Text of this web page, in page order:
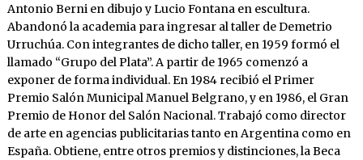
Antonio Berni en dibujo y Lucio Fontana en escultura.
Abandonó la academia para ingresar al taller de Demetrio
Urruchúa. Con integrantes de dicho taller, en 1959 formó el
llamado “Grupo del Plata”. A partir de 1965 comenzó a
exponer de forma individual. En 1984 recibió el Primer
Premio Salón Municipal Manuel Belgrano, y en 1986, el Gran
Premio de Honor del Salón Nacional. Trabajó como director
de arte en agencias publicitarias tanto en Argentina como en
España. Obtiene, entre otros premios y distinciones, la Beca